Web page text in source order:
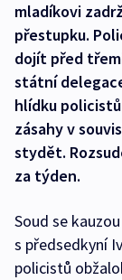
mladíkovi
přestupku.
dojít před
státní
hlídku
zásahy v
stydět.
za týden.
Soud se
s předsedkyní
policistů